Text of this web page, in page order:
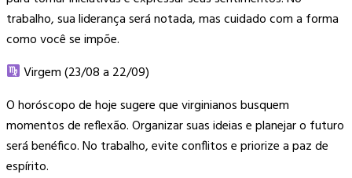
trabalho, sua liderança será notada, mas cuidado com a forma
como você se impõe.
Virgem (23/08 a 22/09)
O horóscopo de hoje sugere que virginianos busquem
momentos de reflexão. Organizar suas ideias e planejar o futuro
será benéfico. No trabalho, evite conflitos e priorize a paz de
espírito.